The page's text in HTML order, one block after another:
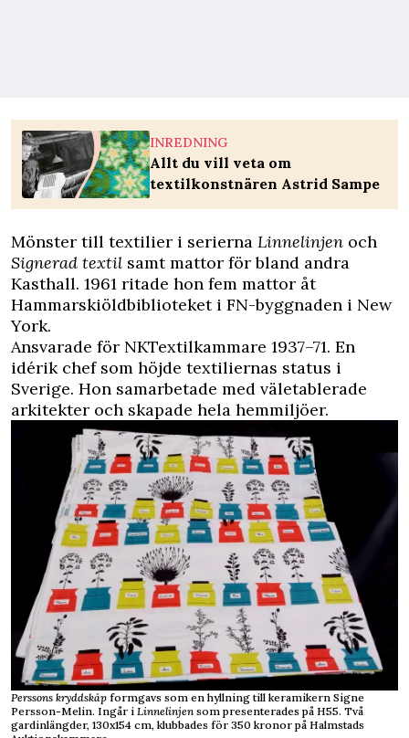
INREDNING
Allt du vill veta om
textilkonstnären Astrid Sampe
Mönster till textilier i serierna Linnelinjen och
Signerad textil samt mattor för bland andra
Kasthall. 1961 ritade hon fem mattor åt
Hammarskiöldbiblioteket i FN-byggnaden i New
York.
Ansvarade för NKTextilkammare 1937–71. En
idérik chef som höjde textiliernas status i
Sverige. Hon samarbetade med väletablerade
arkitekter och skapade hela hemmiljöer.
Perssons kryddskåp formgavs som en hyllning till keramikern Signe
Persson-Melin. Ingår i Linnelinjen som presenterades på H55. Två
gardinlängder, 130x154 cm, klubbades för 350 kronor på Halmstads